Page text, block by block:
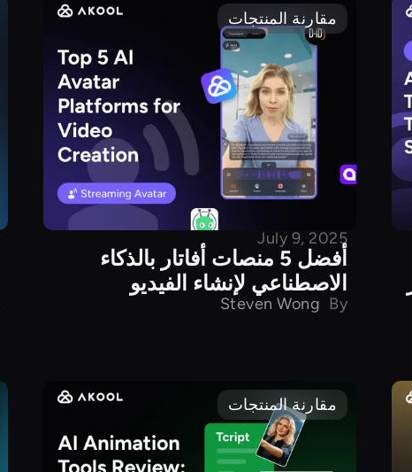
مقارنة المنتجات
July 9, 2025
أفضل 5 منصات أفاتار بالذكاء
الاصطناعي لإنشاء الفيديو
By
Steven Wong
مقارنة المنتجات